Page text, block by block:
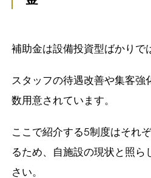
補助金は設備投資型ばかりで
スタッフの待遇改善や集客強
数用意されています。
ここで紹介する5制度はそれ
るため、自施設の現状と照ら
さい。